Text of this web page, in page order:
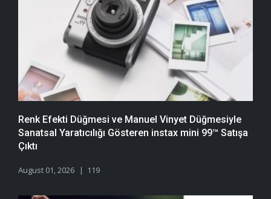
Renk Efekti Düğmesi ve Manuel Vinyet Düğmesiyle
Sanatsal Yaratıcılığı Gösteren instax mini 99™ Satışa
Çıktı
August 01, 2026 119